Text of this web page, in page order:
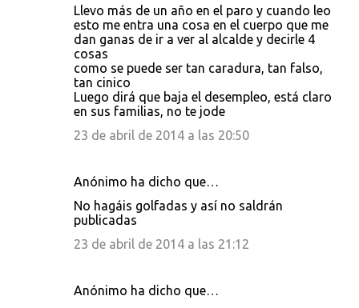
Llevo más de un año en el paro y cuando leo
esto me entra una cosa en el cuerpo que me
dan ganas de ir a ver al alcalde y decirle 4
cosas
como se puede ser tan caradura, tan falso,
tan cinico
Luego dirá que baja el desempleo, está claro
en sus familias, no te jode
23 de abril de 2014 a las 20:50
Anónimo ha dicho que…
No hagáis golfadas y así no saldrán
publicadas
23 de abril de 2014 a las 21:12
Anónimo ha dicho que…